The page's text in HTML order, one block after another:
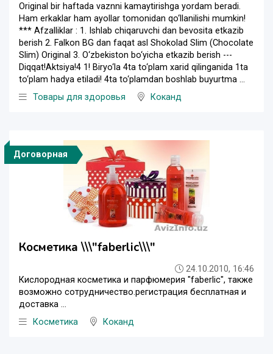
Original bir haftada vaznni kamaytirishga yordam beradi.
Ham erkaklar ham ayollar tomonidan qo‘llanilishi mumkin!
*** Afzalliklar : 1. Ishlab chiqaruvchi dan bevosita etkazib
berish 2. Falkon BG dan faqat asl Shokolad Slim (Chocolate
Slim) Original 3. O‘zbekiston bo‘yicha etkazib berish ---
Diqqat!Aktsiya!4 1! Biryo‘la 4ta to‘plam xarid qilinganida 1ta
to‘plam hadya etiladi! 4ta to‘plamdan boshlab buyurtma ...
Товары для здоровья
Коканд
Договорная
Косметика \\\"faberlic\\\"
24.10.2010, 16:46
Кислородная косметика и парфюмерия "faberlic", также
возможно сотрудничество.регистрация бесплатная и
доставка ...
Косметика
Коканд